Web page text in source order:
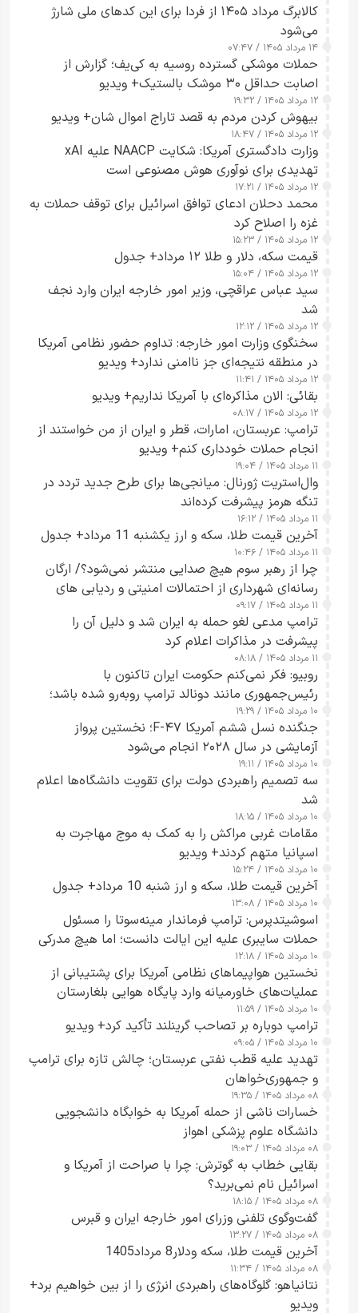
کالابرگ مرداد ۱۴۰۵ از فردا برای این کدهای ملی شارژ
می‌شود
۱۴ مرداد ۱۴۰۵ / ۰۷:۴۷
حملات موشکی گسترده روسیه به کی‌یف؛ گزارش از
اصابت حداقل ۳۰ موشک بالستیک+ ویدیو
۱۲ مرداد ۱۴۰۵ / ۱۹:۳۲
بیهوش کردن مردم به قصد تاراج اموال شان+ ویدیو
۱۲ مرداد ۱۴۰۵ / ۱۸:۴۷
وزارت دادگستری آمریکا: شکایت NAACP علیه xAI
تهدیدی برای نوآوری هوش مصنوعی است
۱۲ مرداد ۱۴۰۵ / ۱۷:۲۱
محمد دحلان ادعای توافق اسرائیل برای توقف حملات به
غزه را اصلاح کرد
۱۲ مرداد ۱۴۰۵ / ۱۵:۲۳
قیمت سکه، دلار و طلا ۱۲ مرداد+ جدول
۱۲ مرداد ۱۴۰۵ / ۱۵:۰۴
سید عباس عراقچی، وزیر امور خارجه ایران وارد نجف
شد
۱۲ مرداد ۱۴۰۵ / ۱۲:۱۲
سخنگوی وزارت امور خارجه: تداوم حضور نظامی آمریکا
در منطقه نتیجه‌ای جز ناامنی ندارد+ ویدیو
۱۲ مرداد ۱۴۰۵ / ۱۱:۴۱
بقائی: الان مذاکره‌ای با آمریکا نداریم+ ویدیو
۱۲ مرداد ۱۴۰۵ / ۰۸:۱۷
ترامپ: عربستان، امارات، قطر و ایران از من خواستند از
انجام حملات خودداری کنم+ ویدیو
۱۱ مرداد ۱۴۰۵ / ۱۹:۰۴
وال‌استریت ژورنال: میانجی‌ها برای طرح جدید تردد در
تنگه هرمز پیشرفت کرده‌اند
۱۱ مرداد ۱۴۰۵ / ۱۶:۱۲
آخرین قیمت طلا، سکه و ارز یکشنبه 11 مرداد+ جدول
۱۱ مرداد ۱۴۰۵ / ۱۰:۴۶
چرا از رهبر سوم هیچ صدایی منتشر نمی‌شود؟/ ارگان
رسانه‌ای شهرداری از احتمالات امنیتی و ردیابی های
جاسوسی گفت
۱۱ مرداد ۱۴۰۵ / ۰۹:۱۷
ترامپ مدعی لغو حمله به ایران شد و دلیل آن را
پیشرفت در مذاکرات اعلام کرد
۱۱ مرداد ۱۴۰۵ / ۰۸:۱۸
روبیو: فکر نمی‌کنم حکومت ایران تاکنون با
رئیس‌جمهوری مانند دونالد ترامپ روبه‌رو شده باشد؛
کسی که واقعاً دست به اقدام می‌زند
۱۰ مرداد ۱۴۰۵ / ۱۹:۲۹
جنگنده نسل ششم آمریکا F-۴۷؛ نخستین پرواز
آزمایشی در سال ۲۰۲۸ انجام می‌شود
۱۰ مرداد ۱۴۰۵ / ۱۹:۱۱
سه تصمیم راهبردی دولت برای تقویت دانشگاه‌ها اعلام
شد
۱۰ مرداد ۱۴۰۵ / ۱۸:۱۵
مقامات غربی مراکش را به کمک به موج مهاجرت به
اسپانیا متهم کردند+ ویدیو
۱۰ مرداد ۱۴۰۵ / ۱۵:۲۴
آخرین قیمت طلا، سکه و ارز شنبه 10 مرداد+ جدول
۱۰ مرداد ۱۴۰۵ / ۱۳:۰۸
اسوشیتدپرس: ترامپ فرماندار مینه‌سوتا را مسئول
حملات سایبری علیه این ایالت دانست؛ اما هیچ مدرکی
ارائه نکرد
۱۰ مرداد ۱۴۰۵ / ۱۲:۱۸
نخستین هواپیماهای نظامی آمریکا برای پشتیبانی از
عملیات‌های خاورمیانه وارد پایگاه هوایی بلغارستان
شدند
۱۰ مرداد ۱۴۰۵ / ۱۱:۵۹
ترامپ دوباره بر تصاحب گرینلند تأکید کرد+ ویدیو
۱۰ مرداد ۱۴۰۵ / ۰۹:۰۵
تهدید علیه قطب نفتی عربستان؛ چالش تازه برای ترامپ
و جمهوری‌خواهان
۰۸ مرداد ۱۴۰۵ / ۱۹:۳۵
خسارات ناشی از حمله آمریکا به خوابگاه دانشجویی
دانشگاه علوم پزشکی اهواز
۰۸ مرداد ۱۴۰۵ / ۱۹:۰۳
بقایی خطاب به گوترش: چرا با صراحت از آمریکا و
اسرائیل نام نمی‌برید؟
۰۸ مرداد ۱۴۰۵ / ۱۸:۱۵
گفت‌وگوی تلفنی وزرای امور خارجه ایران و قبرس
۰۸ مرداد ۱۴۰۵ / ۱۳:۲۷
آخرین قیمت طلا، سکه ودلار8 مرداد1405
۰۸ مرداد ۱۴۰۵ / ۱۱:۳۴
نتانیاهو: گلوگاه‌های راهبردی انرژی را از بین خواهیم برد+
ویدیو